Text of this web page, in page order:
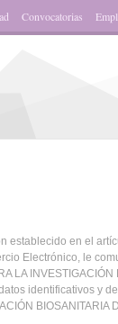
Convocatorias
establecido en el
Electrónico, le
LA
identificativos y
BIOSANITARIA